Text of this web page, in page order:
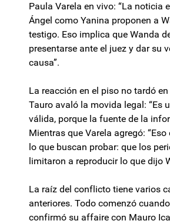
Paula Varela en vivo: “La noticia
Ángel como Yanina proponen a
testigo. Eso implica que Wanda
presentarse ante el juez y dar su
causa”.
La reacción en el piso no tardó
Tauro avaló la movida legal: “Es
válida, porque la fuente de la
Mientras que Varela agregó:
lo que buscan probar: que los
limitaron a reproducir lo que dijo
La raíz del conflicto tiene varios
anteriores. Todo comenzó
confirmó su affaire con Mauro